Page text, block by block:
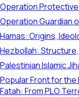
Operation Protective
Operation Guardian
Hamas: Origins,
Hezbollah:
Palestinian Islamic
Popular Front for the
Fatah: From PLO